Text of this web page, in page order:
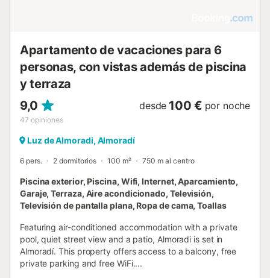
Apartamento de vacaciones para 6
personas, con vistas además de piscina
y terraza
9,0
47 opiniones
desde 100 € por noche
Luz de Almoradi, Almoradí
6 pers. 2 dormitorios 100 m² 750 m al centro
Piscina exterior, Piscina, Wifi, Internet, Aparcamiento,
Garaje, Terraza, Aire acondicionado, Televisión,
Televisión de pantalla plana, Ropa de cama, Toallas
Featuring air-conditioned accommodation with a private
pool, quiet street view and a patio, Almoradi is set in
Almoradí. This property offers access to a balcony, free
private parking and free WiFi....